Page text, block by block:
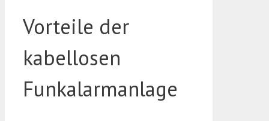
Vorteile der
kabellosen
Funkalarmanlage